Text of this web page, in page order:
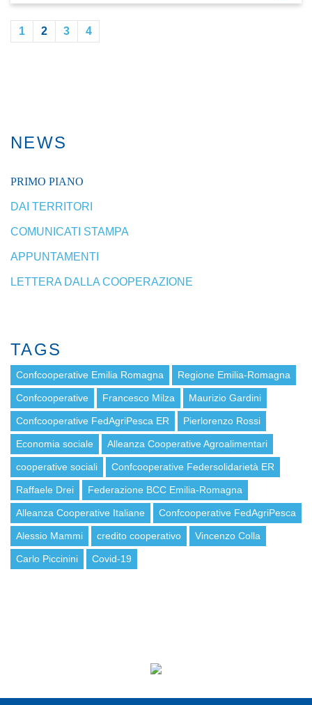
1 2 3 4
NEWS
PRIMO PIANO
DAI TERRITORI
COMUNICATI STAMPA
APPUNTAMENTI
LETTERA DALLA COOPERAZIONE
TAGS
Confcooperative Emilia Romagna Regione Emilia-Romagna
Confcooperative Francesco Milza Maurizio Gardini
Confcooperative FedAgriPesca ER Pierlorenzo Rossi
Economia sociale Alleanza Cooperative Agroalimentari
cooperative sociali Confcooperative Federsolidarietà ER
Raffaele Drei Federazione BCC Emilia-Romagna
Alleanza Cooperative Italiane Confcooperative FedAgriPesca
Alessio Mammi credito cooperativo Vincenzo Colla
Carlo Piccinini Covid-19